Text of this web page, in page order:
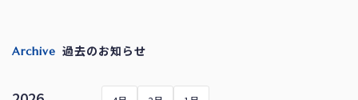
Archive 過去のお知らせ